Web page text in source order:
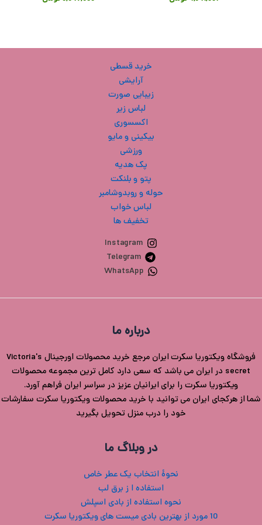
خرید قسطی
آرایشی
زیبایی صورت
لباس زیر
اکسسوری
بیکینی و مایو
ورزشی
پک هدیه
پتو و بلنکت
حوله و روبدوشامبر
لباس خواب
تخفیف ها
Instagram
Telegram
WhatsApp
درباره ما
فروشگاه ویکتوریا سکرت ایران مرجع خرید محصولات اورجینال Victoria's
secret در ایران می باشد که سعی دارد کامل ترین مجموعه محصولات
ویکتوریا سکرت را برای ایرانیان عزیز در سراسر ایران فراهم آورد.
شما از هرکجای ایران می توانید با خرید محصولات ویکتوریا سکرت سفارشات
خود را درب منزل تحویل بگیرید
در وبلاگ ما
نحوۀ انتخاب یک عطر خاص
استفاده ا ز برق لب
نحوه استفاده از بادی اسپلش
10 مورد از بهترین بادی میست های ویکتوریا سکرت